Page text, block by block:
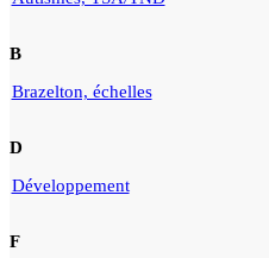
B
Brazelton, échelles
D
Développement
F